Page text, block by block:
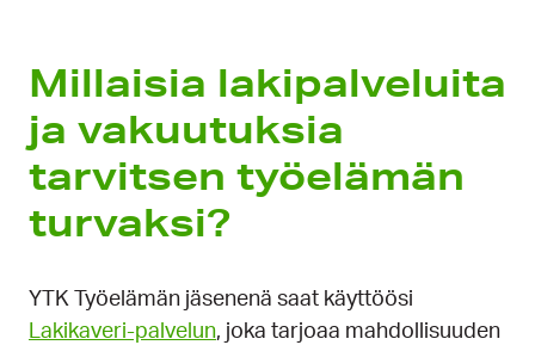
Millaisia lakipalveluita
ja vakuutuksia
tarvitsen työelämän
turvaksi?
YTK Työelämän jäsenenä saat käyttöösi
Lakikaveri-palvelun, joka tarjoaa mahdollisuuden